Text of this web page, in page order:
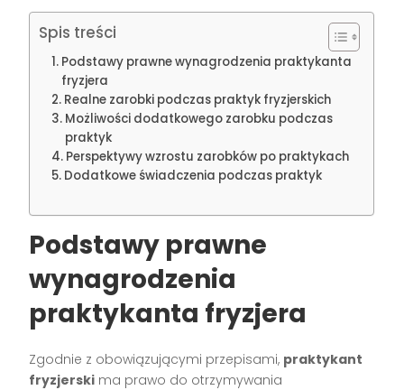
Spis treści
Podstawy prawne wynagrodzenia praktykanta
fryzjera
Realne zarobki podczas praktyk fryzjerskich
Możliwości dodatkowego zarobku podczas
praktyk
Perspektywy wzrostu zarobków po praktykach
Dodatkowe świadczenia podczas praktyk
Podstawy prawne
wynagrodzenia
praktykanta fryzjera
Zgodnie z obowiązującymi przepisami, praktykant
fryzjerski ma prawo do otrzymywania